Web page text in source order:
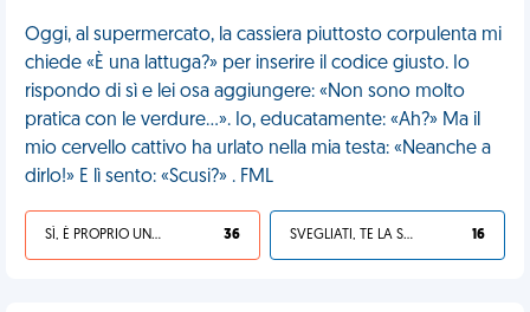
Oggi, al supermercato, la cassiera piuttosto corpulenta mi
chiede «È una lattuga?» per inserire il codice giusto. Io
rispondo di sì e lei osa aggiungere: «Non sono molto
pratica con le verdure...». Io, educatamente: «Ah?» Ma il
mio cervello cattivo ha urlato nella mia testa: «Neanche a
dirlo!» E lì sento: «Scusi?» . FML
SÌ, È PROPRIO UNA VDM! 36 SVEGLIATI, TE LA SEI CERCATA! 16